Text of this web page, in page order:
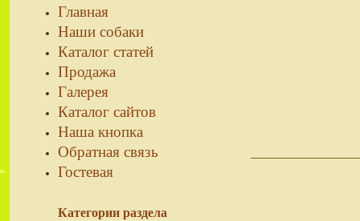
Главная
Наши собаки
Каталог статей
Продажа
Галерея
Каталог сайтов
Наша кнопка
Обратная связь
Гостевая
Категории раздела